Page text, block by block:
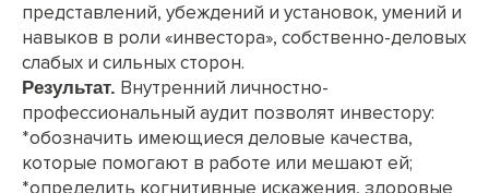
представлений, убеждений и установок, умений и
навыков в роли «инвестора», собственно-деловых
слабых и сильных сторон.
Результат. Внутренний личностно-
профессиональный аудит позволят инвестору:
*обозначить имеющиеся деловые качества,
которые помогают в работе или мешают ей;
*определить когнитивные искажения, здоровые